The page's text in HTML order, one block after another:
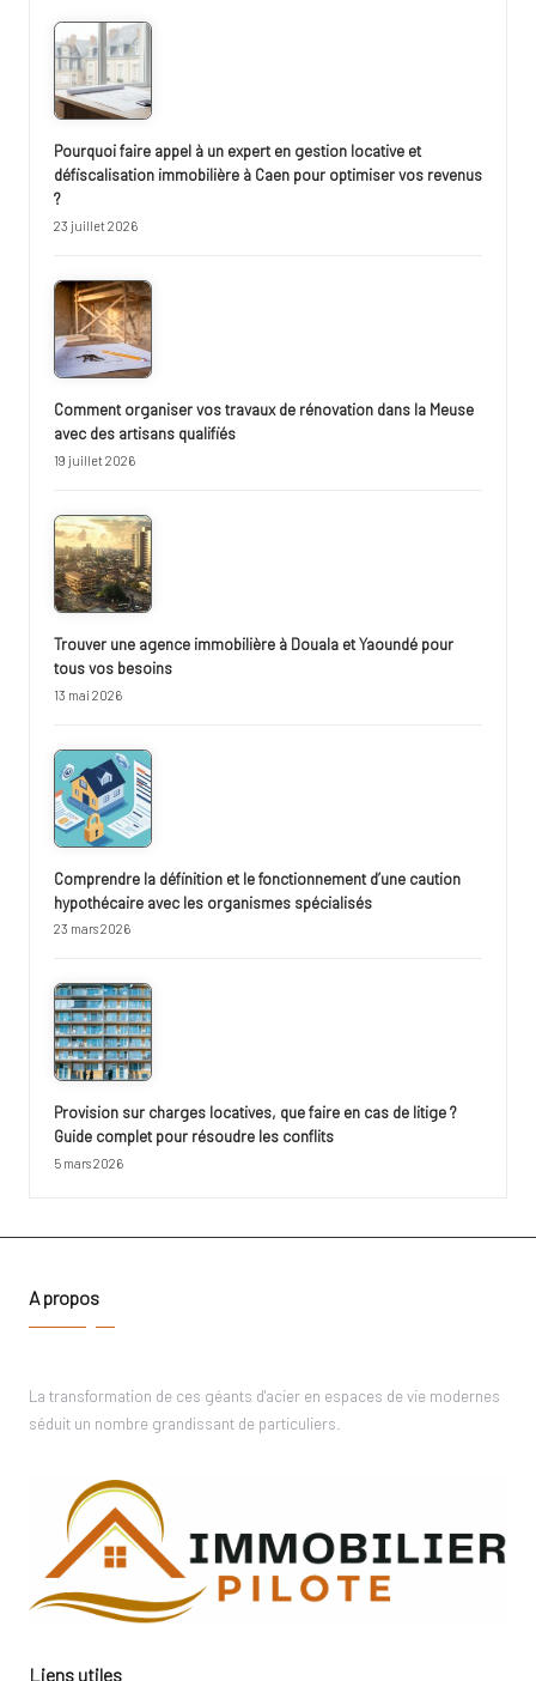
Pourquoi faire appel à un expert en gestion locative et
défiscalisation immobilière à Caen pour optimiser vos revenus
?
23 juillet 2026
Comment organiser vos travaux de rénovation dans la Meuse
avec des artisans qualifiés
19 juillet 2026
Trouver une agence immobilière à Douala et Yaoundé pour
tous vos besoins
13 mai 2026
Comprendre la définition et le fonctionnement d’une caution
hypothécaire avec les organismes spécialisés
23 mars 2026
Provision sur charges locatives, que faire en cas de litige ?
Guide complet pour résoudre les conflits
5 mars 2026
A propos
La transformation de ces géants d'acier en espaces de vie modernes
séduit un nombre grandissant de particuliers.
Liens utiles